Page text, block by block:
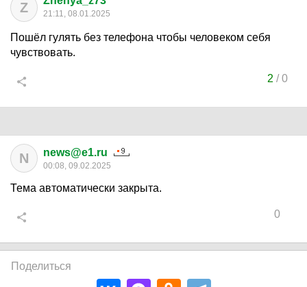
Z 21:11, 08.01.2025
Пошёл гулять без телефона чтобы человеком себя
чувствовать.
2 /0
N news@e1.ru
00:08, 09.02.2025
Тема автоматически закрыта.
0
Поделиться